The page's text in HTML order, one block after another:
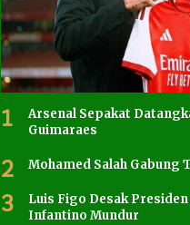
1
Arsenal Sepakat
Guimaraes
2 Mohamed Salah Gabung
3
Luis Figo Desak
Infantino Mundur